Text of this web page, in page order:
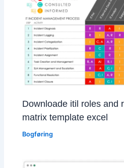
Downloade itil roles and
matrix template excel
Bogføring